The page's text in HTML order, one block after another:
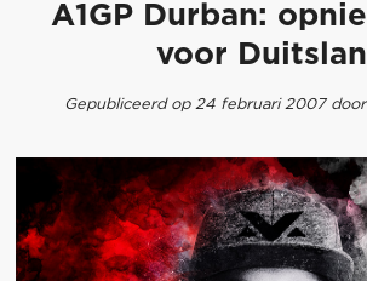
A1GP Durban:
voor
Gepubliceerd op 24 februari 2007